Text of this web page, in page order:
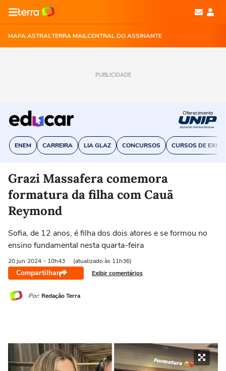
MAPA ASTRALTERRA MAILCENTRAL DO ASSINANTE
PUBLICIDADE
ENEM CARREIRA LIA GLAZ CONCURSOS CURSOS DE EXCEL
Oferecimento
Grazi Massafera comemora
formatura da filha com Cauã
Reymond
Sofia, de 12 anos, é filha dos dois atores e se formou no
ensino fundamental nesta quarta-feira
20 jun 2024 - 10h43 (atualizado às 11h36)
Compartilhar Exibir comentários
Por: Redação Terra